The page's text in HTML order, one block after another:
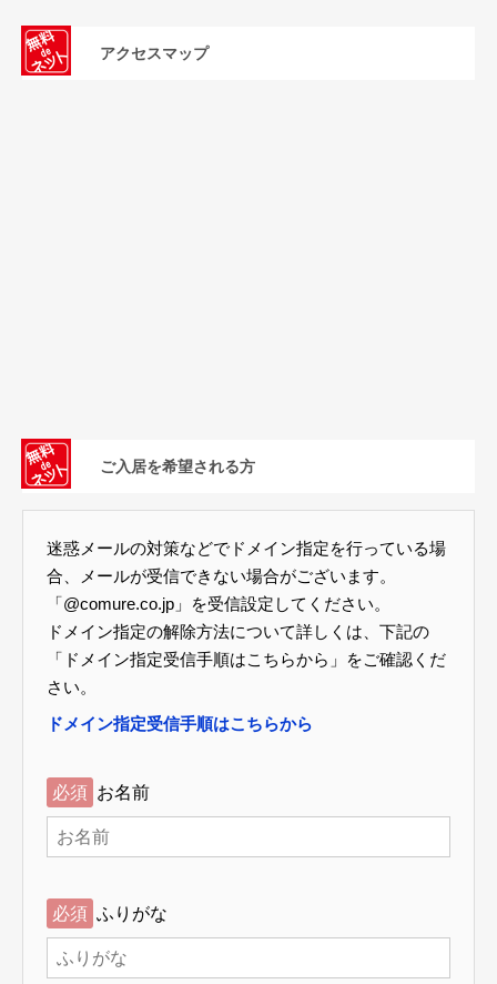
アクセスマップ
ご入居を希望される方
迷惑メールの対策などでドメイン指定を行っている場
合、メールが受信できない場合がございます。
「@comure.co.jp」を受信設定してください。
ドメイン指定の解除方法について詳しくは、下記の
「ドメイン指定受信手順はこちらから」をご確認くだ
さい。
ドメイン指定受信手順はこちらから
必須 お名前
必須 ふりがな